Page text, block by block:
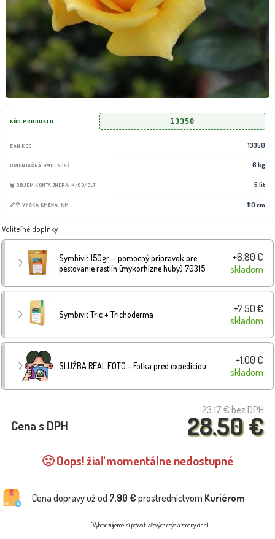
KÓD PRODUKTU 13350
EAN KÓD 13350
ORIENTAČNÁ HMOTNOSŤ 6 kg
🗑️ OBJEM KONTAJNERA: K/CO/CLT 5 lit
📏🌴 VÝSKA KMEŇA: KM 110 cm
Voliteľné doplnky
Symbivit 150gr. - pomocný prípravok pre
pestovanie rastlín (mykorhízne huby) 70315
+6.80 €
skladom
Symbivit Tric + Trichoderma
+7.50 €
skladom
SLUŽBA REAL FOTO - Fotka pred expedíciou
+1.00 €
skladom
23.17 € bez DPH
28.50 €
Cena s DPH
🙁 Oops! žiaľ momentálne nedostupné
Cena dopravy už od 7.90 € prostredníctvom Kuriérom
(Vyhradzujeme si právo tlačových chýb a zmeny cien)